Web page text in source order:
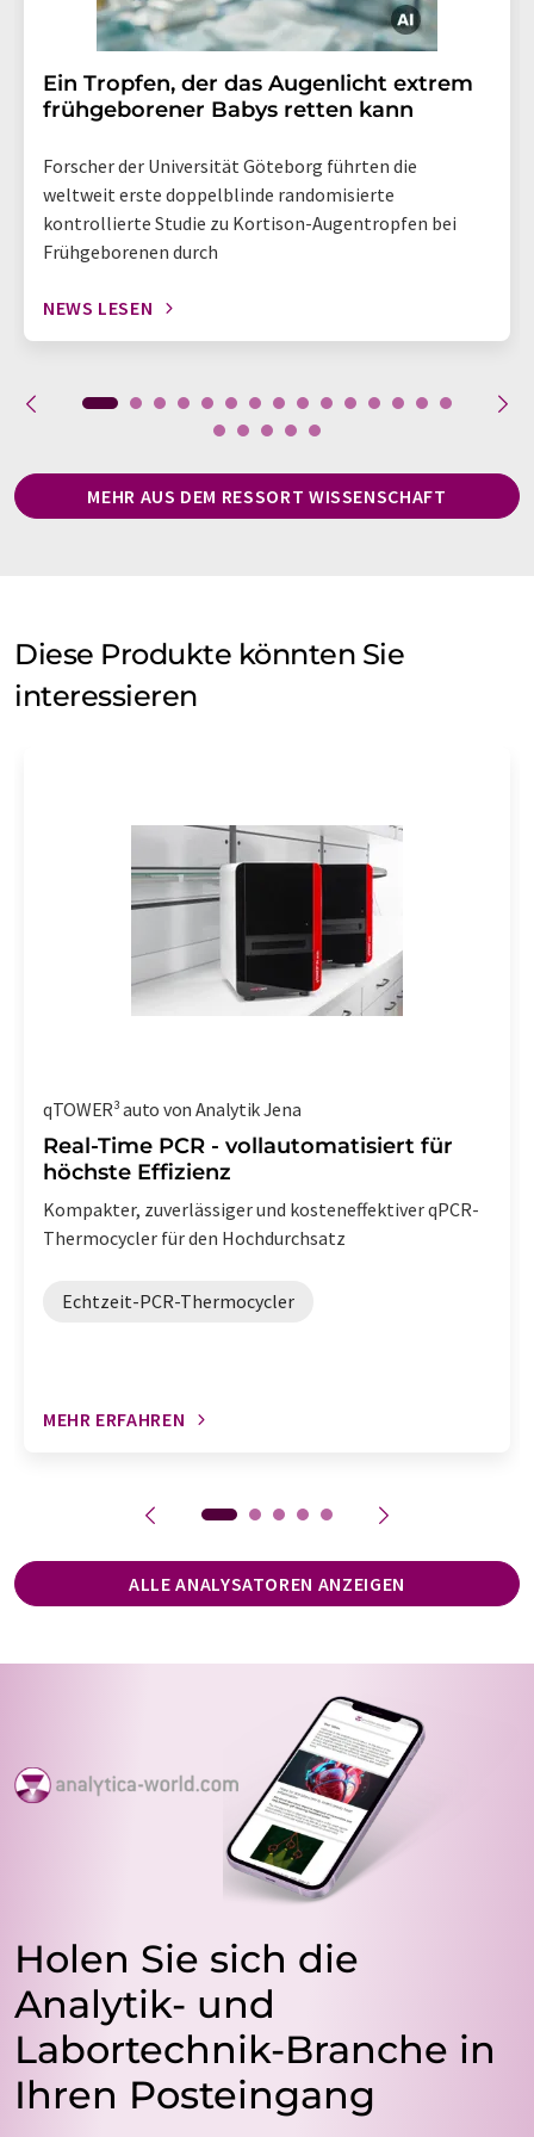
Ein Tropfen, der das Augenlicht extrem
frühgeborener Babys retten kann
Forscher der Universität Göteborg führten die
weltweit erste doppelblinde randomisierte
kontrollierte Studie zu Kortison-Augentropfen bei
Frühgeborenen durch
NEWS LESEN
MEHR AUS DEM RESSORT WISSENSCHAFT
Diese Produkte könnten Sie
interessieren
qTOWER³ auto von Analytik Jena
Real-Time PCR - vollautomatisiert für
höchste Effizienz
Kompakter, zuverlässiger und kosteneffektiver qPCR-
Thermocycler für den Hochdurchsatz
Echtzeit-PCR-Thermocycler
MEHR ERFAHREN
ALLE ANALYSATOREN ANZEIGEN
Holen Sie sich die
Analytik- und
Labortechnik-Branche in
Ihren Posteingang